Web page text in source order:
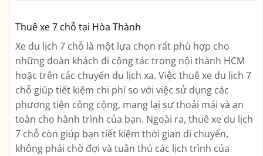
Thuê xe 7 chỗ tại Hòa Thành
Xe du lịch 7 chỗ là một lựa chọn rất phù hợp cho
những đoàn khách đi công tác trong nội thành HCM
hoặc trên các chuyến du lịch xa. Việc thuê xe du lịch 7
chỗ giúp tiết kiệm chi phí so với việc sử dụng các
phương tiện công cộng, mang lại sự thoải mái và an
toàn cho hành trình của bạn. Ngoài ra, thuê xe du lịch
7 chỗ còn giúp bạn tiết kiệm thời gian di chuyển,
không phải chờ đợi và tuân thủ các lịch trình của